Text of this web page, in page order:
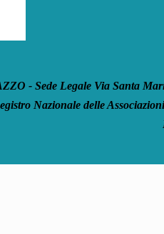
- Sede Legale Via Santa
Nazionale delle